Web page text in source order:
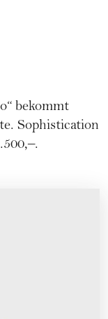
bekommt
Sophistication